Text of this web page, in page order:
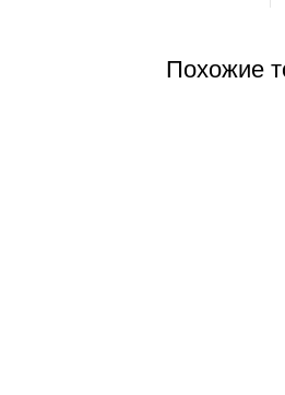
Похожие